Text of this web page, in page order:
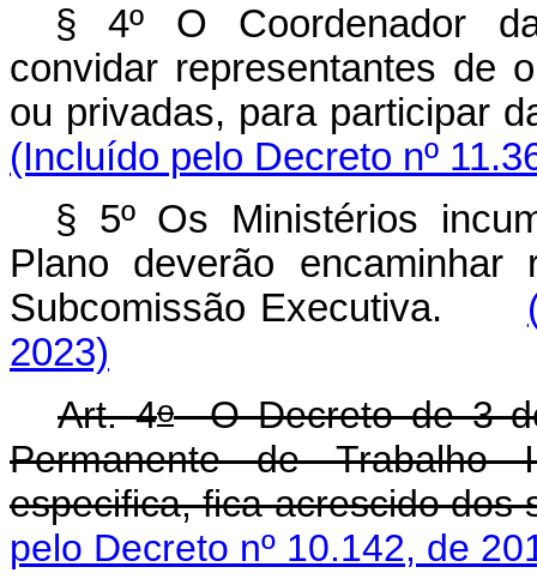
§ 4º O Coordenador
convidar representantes de
ou privadas, para
(Incluído pelo Decreto nº
§ 5º Os Ministérios
Plano deverão
Subcomissão Executiva.
2023)
Art. 4oO Decreto de 3
Permanente de Trabalho
especifica, fica acrescido dos
pelo Decreto nº 10.142, de